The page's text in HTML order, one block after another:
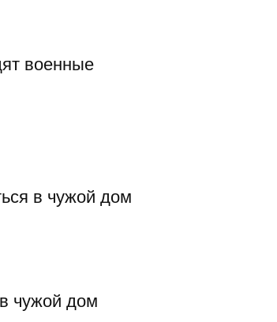
военные
в чужой дом
чужой дом